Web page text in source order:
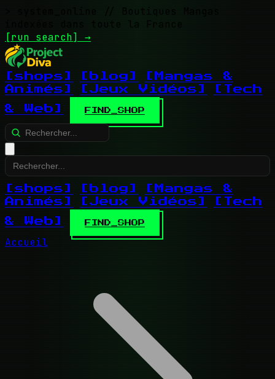
// Boutiques Mangas
indexées dans toute la France
[run search] →
[shops] [blog]
[Mangas &
Animés]
[Jeux Vidéos]
[Tech
& Web]
FIND_SHOP
[shops] [blog]
[Mangas &
Animés]
[Jeux Vidéos]
[Tech
& Web]
FIND_SHOP
Accueil